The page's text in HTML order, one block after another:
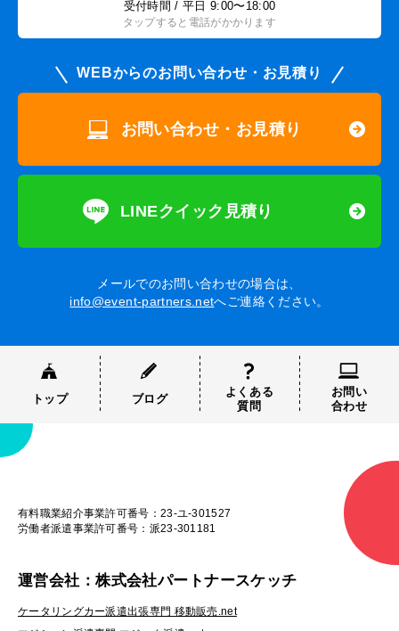
受付時間 / 平日 9:00〜18:00
タップすると電話がかかります
WEBからのお問い合わせ・お見積り
お問い合わせ・お見積り
LINEクイック見積り
メールでのお問い合わせの場合は、
info@event-partners.netへご連絡ください。
トップ ブログ
よくある
質問
お問い
合わせ
有料職業紹介事業許可番号：23-ユ-301527
労働者派遣事業許可番号：派23-301181
運営会社：株式会社パートナースケッチ
ケータリングカー派遣出張専門 移動販売.net